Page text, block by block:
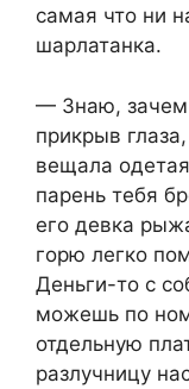
самая что ни
шарлатанка.
— Знаю,
прикрыв
вещала
парень тебя
его девка
горю легко
Деньги-то с
можешь по
отдельную
разлучницу